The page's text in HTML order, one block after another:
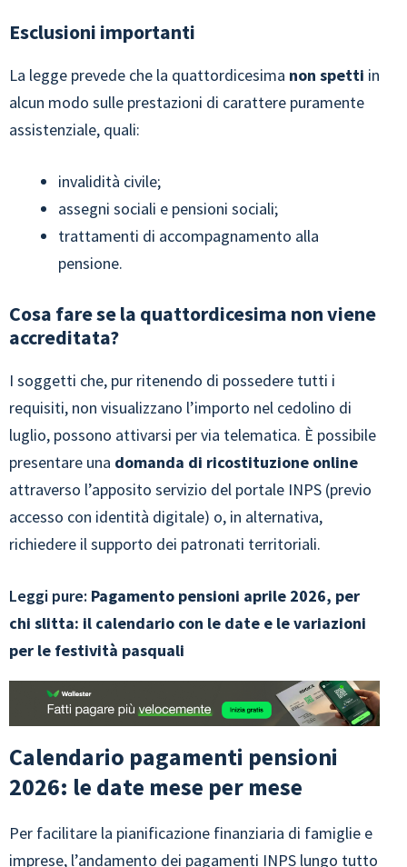
Esclusioni importanti
La legge prevede che la quattordicesima non spetti in
alcun modo sulle prestazioni di carattere puramente
assistenziale, quali:
invalidità civile;
assegni sociali e pensioni sociali;
trattamenti di accompagnamento alla
pensione.
Cosa fare se la quattordicesima non viene
accreditata?
I soggetti che, pur ritenendo di possedere tutti i
requisiti, non visualizzano l’importo nel cedolino di
luglio, possono attivarsi per via telematica. È possibile
presentare una domanda di ricostituzione online
attraverso l’apposito servizio del portale INPS (previo
accesso con identità digitale) o, in alternativa,
richiedere il supporto dei patronati territoriali.
Leggi pure: Pagamento pensioni aprile 2026, per
chi slitta: il calendario con le date e le variazioni
per le festività pasquali
Calendario pagamenti pensioni
2026: le date mese per mese
Per facilitare la pianificazione finanziaria di famiglie e
imprese, l’andamento dei pagamenti INPS lungo tutto